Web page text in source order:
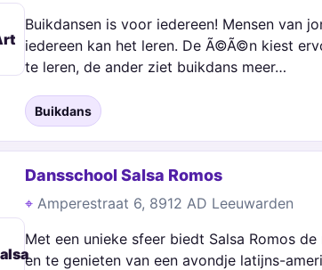
Buikdansen is voor iedereen! Mensen van
iedereen kan het leren. De Ã©Ã©n kiest
te leren, de ander ziet buikdans meer…
Buikdans
Dansschool Salsa Romos
Amperestraat 6, 8912 AD Leeuwarden
Met een unieke sfeer biedt Salsa Romos
en te genieten van een avondje latijns-